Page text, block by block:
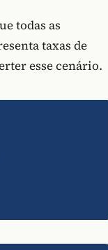
todas as
taxas de
esse cenário.